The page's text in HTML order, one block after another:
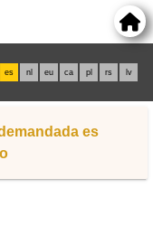
es nl eu ca pl rs lv
es